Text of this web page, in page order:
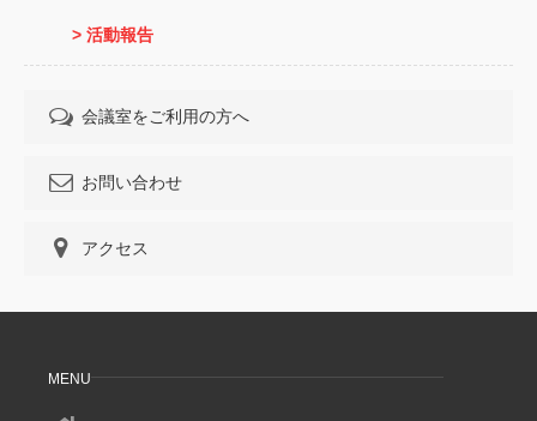
> 活動報告
会議室をご利用の方へ
お問い合わせ
アクセス
MENU